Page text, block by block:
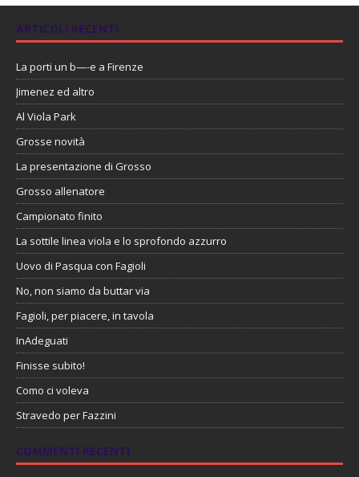
ARTICOLI RECENTI
La porti un b—-e a Firenze
Jimenez ed altro
Al Viola Park
Grosse novità
La presentazione di Grosso
Grosso allenatore
Campionato finito
La sottile linea viola e lo sprofondo azzurro
Uovo di Pasqua con Fagioli
No, non siamo da buttar via
Fagioli, per piacere, in tavola
InAdeguati
Finisse subito!
Como ci voleva
Stravedo per Fazzini
COMMENTI RECENTI